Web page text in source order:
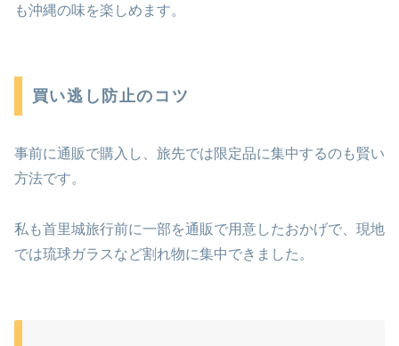
も沖縄の味を楽しめます。
買い逃し防止のコツ
事前に通販で購入し、旅先では限定品に集中するのも賢い
方法です。
私も首里城旅行前に一部を通販で用意したおかげで、現地
では琉球ガラスなど割れ物に集中できました。